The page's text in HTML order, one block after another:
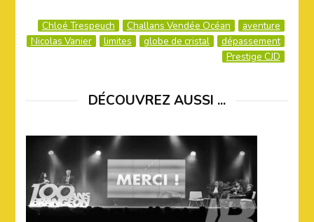
aventure
Challans Vendée Océan
Chloé Trespeuch
dépassement
globe de cristal
limites
Nicolas Vanier
Prestige CJD
DÉCOUVREZ AUSSI ...